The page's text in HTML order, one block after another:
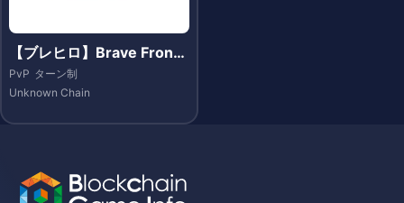
【ブレヒロ】Brave Fronti
er Heroes（ブレイブ フロ
ンティア ヒーローズ）- Et
PvP ターン制
Unknown Chain